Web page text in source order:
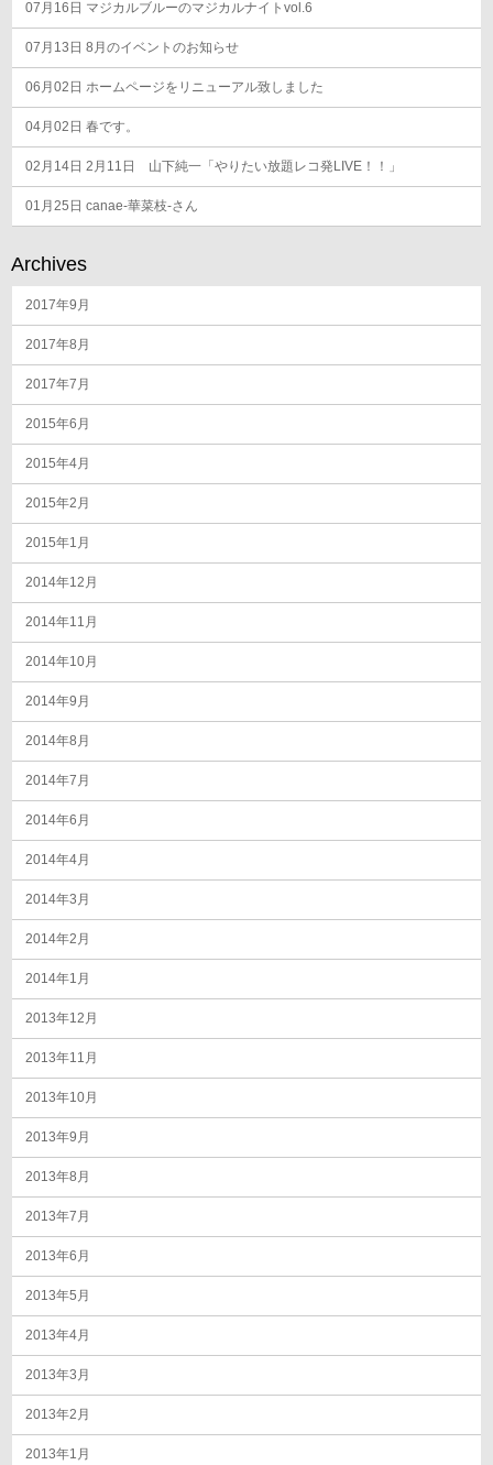
07月16日 マジカルブルーのマジカルナイトvol.6
07月13日 8月のイベントのお知らせ
06月02日 ホームページをリニューアル致しました
04月02日 春です。
02月14日 2月11日 山下純一「やりたい放題レコ発LIVE！！」
01月25日 canae-華菜枝-さん
Archives
2017年9月
2017年8月
2017年7月
2015年6月
2015年4月
2015年2月
2015年1月
2014年12月
2014年11月
2014年10月
2014年9月
2014年8月
2014年7月
2014年6月
2014年4月
2014年3月
2014年2月
2014年1月
2013年12月
2013年11月
2013年10月
2013年9月
2013年8月
2013年7月
2013年6月
2013年5月
2013年4月
2013年3月
2013年2月
2013年1月